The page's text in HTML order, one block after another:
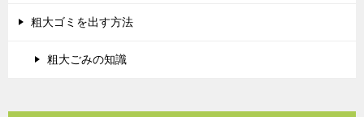
粗大ゴミを出す方法
粗大ごみの知識